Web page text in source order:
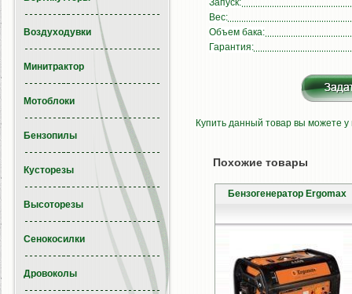
Запуск:
Вес:
Объем бака:
Гарантия:
Купить данный товар вы можете
Похожие товары
Бензогенератор Ergomax
Воздуходувки
Минитрактор
Мотоблоки
Бензопилы
Кусторезы
Высоторезы
Сенокосилки
Дровоколы